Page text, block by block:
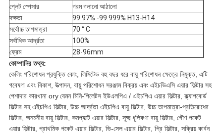
প্লেট স্পেসার
গরম গলানো আঠালো
দক্ষতা
99.97% -99.999% H13-H14
সর্বোচ্চ তাপমাত্রা
70 ° C
সর্বাধিক আর্দ্রতা
100%
ফ্রেম
28-96mm
কোম্পানির তথ্য:
কেলিং পরিশোধন প্রযুক্তি কোং, লিমিটেড বহু বছর ধরে বায়ু পরিশোধন ক্ষেত্রে নিযুক্ত, এটি
গবেষণা এবং বিকাশ, উত্পাদন, বায়ু পরিশোধন সরঞ্জাম বিক্রয় এবং এইচভিএসি এয়ার ফিল্টার সহ
পেশাদার কারখানা oryযেমন মিনি-পিলেটস ইউএলপিএ / এইচপিএ এয়ার ফিল্টার, ক্ল্যাপবোর্ড
ফিল্টার সহ এইচপিএ ফিল্টার, উচ্চ আর্দ্রতা এইচপিএ বায়ু ফিল্টার, উচ্চ তাপমাত্রা-প্রতিরোধের
ফিল্টার, অনমনীয় বায়ু ফিল্টার, কমপ্যাক্ট এয়ার ফিল্টার, সূক্ষ্ম ধূলিকণা বায়ু ফিল্টার, গৌণ পকেট
এয়ার ফিল্টার, প্রাথমিক পকেট এয়ার ফিল্টার, ভি-সেল এয়ার ফিল্টার, প্রি ফিল্টার, সক্রিয় কার্বন